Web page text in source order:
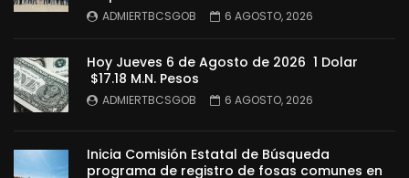
ADMIERTBCSGOB 6 AGOSTO, 2026
Hoy Jueves 6 de Agosto de 2026 1 Dolar
$17.18 M.N. Pesos
ADMIERTBCSGOB 6 AGOSTO, 2026
Inicia Comisión Estatal de Búsqueda
programa de registro de fosas comunes en